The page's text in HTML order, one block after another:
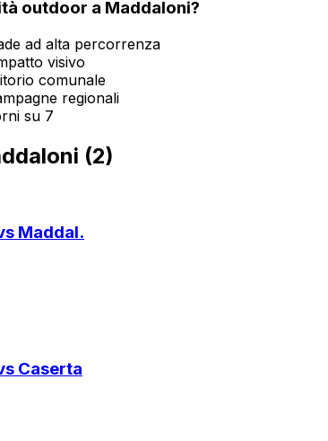
outdoor a Maddaloni?
ad alta percorrenza
visivo
comunale
regionali
su 7
(2)
Maddal.
Caserta